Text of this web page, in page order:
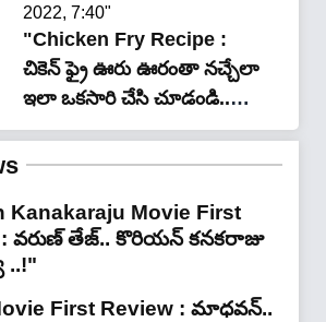
2022, 7:40"
"Chicken Fry Recipe :
చికెన్ ఫ్రై ఊరు ఊరంతా నచ్చేలా
ఇలా ఒకసారి చేసి చూడండి..
లొట్టలేయాల్సిందే…!"
Kanakaraju Movie First
: వరుణ్ తేజ్.. కొరియన్ కనకరాజు
..!"
First Review : మాధవన్..